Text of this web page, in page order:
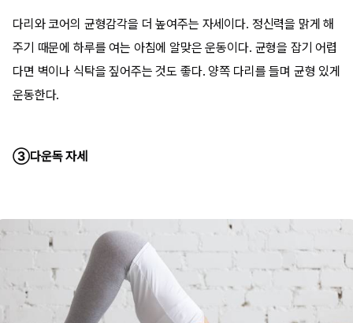
다리와 코어의 균형감각을 더 높여주는 자세이다. 정신력을 맑게 해
주기 때문에 하루를 여는 아침에 알맞은 운동이다. 균형을 잡기 어렵
다면 벽이나 식탁을 짚어주는 것도 좋다. 양쪽 다리를 들며 균형 있게
운동한다.
③다운독 자세